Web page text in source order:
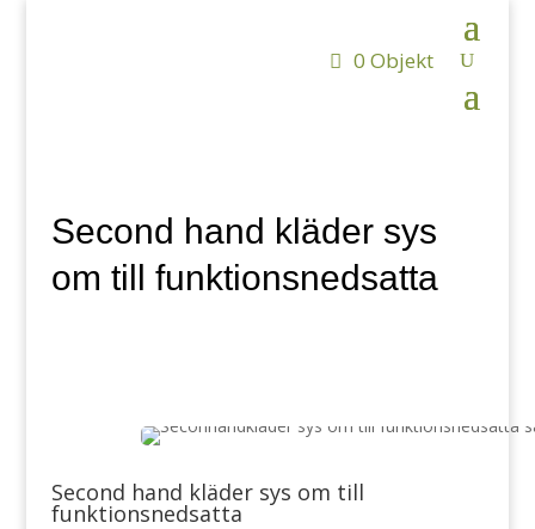
0 Objekt
Second hand kläder sys
om till funktionsnedsatta
Second hand kläder sys om till
funktionsnedsatta